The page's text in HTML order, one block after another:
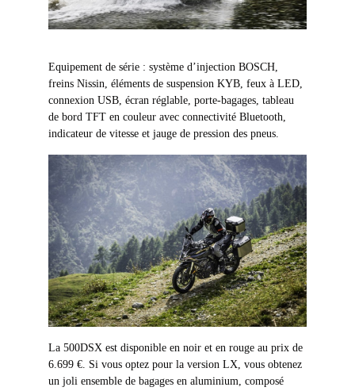
Equipement de série : système d’injection BOSCH,
freins Nissin, éléments de suspension KYB, feux à LED,
connexion USB, écran réglable, porte-bagages, tableau
de bord TFT en couleur avec connectivité Bluetooth,
indicateur de vitesse et jauge de pression des pneus.
La 500DSX est disponible en noir et en rouge au prix de
6.699 €. Si vous optez pour la version LX, vous obtenez
un joli ensemble de bagages en aluminium, composé